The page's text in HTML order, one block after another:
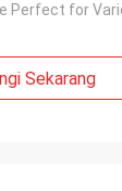
Perfect for
Sekarang